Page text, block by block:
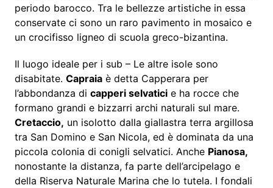
periodo barocco. Tra le bellezze artistiche in essa
conservate ci sono un raro pavimento in mosaico e
un crocifisso ligneo di scuola greco-bizantina.
Il luogo ideale per i sub – Le altre isole sono
disabitate. Capraiaè detta Capperara per
l’abbondanza di capperi selvaticie ha rocce che
formano grandi e bizzarri archi naturali sul mare.
Cretaccio, un isolotto dalla giallastra terra argillosa
tra San Domino e San Nicola, ed è dominata da una
piccola colonia di conigli selvatici. Anche Pianosa,
nonostante la distanza, fa parte dell’arcipelago e
della Riserva Naturale Marina che lo tutela. I fondali